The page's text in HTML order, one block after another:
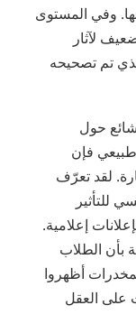
وفي المستوى
لآثار
تم تصحيحه
حول
طبيعي فإن
لقد تعرّف
للتأثير
إعلامية.
بأن الطلاب
أظهروا
على العقل